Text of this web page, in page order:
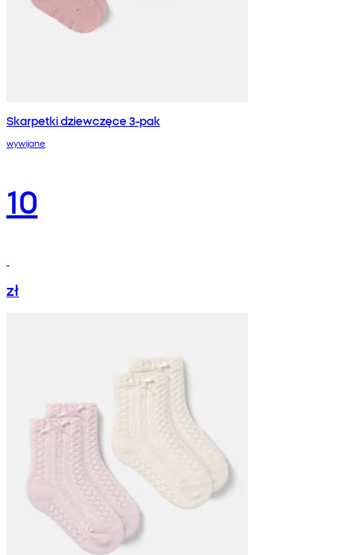
Skarpetki dziewczęce 3-pak
wywijane
10
zł